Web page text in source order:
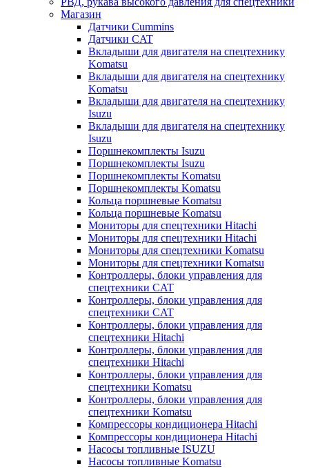
Магазин
Датчики Cummins
Датчики CAT
Вкладыши для двигателя на спецтехнику
Komatsu
Вкладыши для двигателя на спецтехнику
Komatsu
Вкладыши для двигателя на спецтехнику
Isuzu
Вкладыши для двигателя на спецтехнику
Isuzu
Поршнекомплекты Isuzu
Поршнекомплекты Isuzu
Поршнекомплекты Komatsu
Поршнекомплекты Komatsu
Кольца поршневые Komatsu
Кольца поршневые Komatsu
Мониторы для спецтехники Hitachi
Мониторы для спецтехники Hitachi
Мониторы для спецтехники Komatsu
Мониторы для спецтехники Komatsu
Контроллеры, блоки управления для
спецтехники CAT
Контроллеры, блоки управления для
спецтехники CAT
Контроллеры, блоки управления для
спецтехники Hitachi
Контроллеры, блоки управления для
спецтехники Hitachi
Контроллеры, блоки управления для
спецтехники Komatsu
Контроллеры, блоки управления для
спецтехники Komatsu
Компрессоры кондиционера Hitachi
Компрессоры кондиционера Hitachi
Насосы топливные ISUZU
Насосы топливные Komatsu